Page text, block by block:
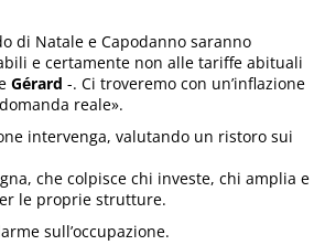
di Natale e Capodanno saranno
e certamente non alle tariffe abituali
Gérard -. Ci troveremo con un’inflazione
reale».
intervenga, valutando un ristoro sui
che colpisce chi investe, chi amplia e
le proprie strutture.
sull’occupazione.